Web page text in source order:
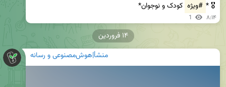
🎖 * #ویژه کودک و نوجوان*
1 ۸:۱۴
منشأ|هوش‌مصنوعی و رسانه
۱۴ فروردین